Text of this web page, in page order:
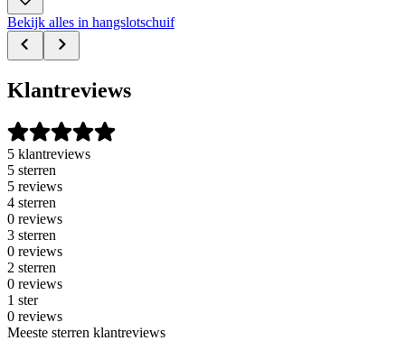
Bekijk alles in hangslotschuif
Klantreviews
5 klantreviews
5 sterren
5 reviews
4 sterren
0 reviews
3 sterren
0 reviews
2 sterren
0 reviews
1 ster
0 reviews
Meeste sterren klantreviews